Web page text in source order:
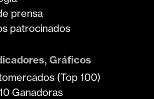
prensa
patrocinados
Gráficos
(Top 100)
Ganadoras